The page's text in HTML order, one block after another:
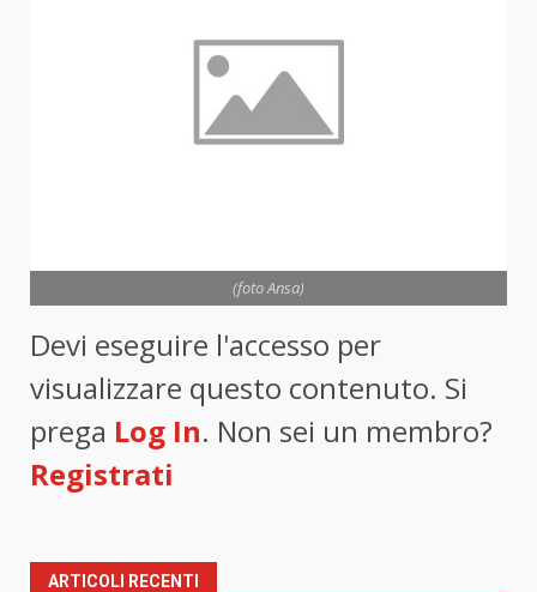
(foto Ansa)
Devi eseguire l'accesso per
visualizzare questo contenuto. Si
prega Log In. Non sei un membro?
Registrati
ARTICOLI RECENTI